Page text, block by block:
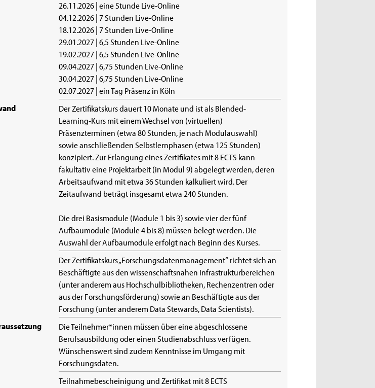
26.11.2026 | eine Stunde Live-Online
04.12.2026 | 7 Stunden Live-Online
18.12.2026 | 7 Stunden Live-Online
29.01.2027 | 6,5 Stunden Live-Online
19.02.2027 | 6,5 Stunden Live-Online
09.04.2027 | 6,75 Stunden Live-Online
30.04.2027 | 6,75 Stunden Live-Online
02.07.2027 | ein Tag Präsenz in Köln
Der Zertifikatskurs dauert 10 Monate und ist als Blended-
Learning-Kurs mit einem Wechsel von (virtuellen)
Präsenzterminen (etwa 80 Stunden, je nach Modulauswahl)
sowie anschließenden Selbstlernphasen (etwa 125 Stunden)
konzipiert. Zur Erlangung eines Zertifikates mit 8 ECTS kann
fakultativ eine Projektarbeit (in Modul 9) abgelegt werden, deren
Arbeitsaufwand mit etwa 36 Stunden kalkuliert wird. Der
Zeitaufwand beträgt insgesamt etwa 240 Stunden.
Die drei Basismodule (Module 1 bis 3) sowie vier der fünf
Aufbaumodule (Module 4 bis 8) müssen belegt werden. Die
Auswahl der Aufbaumodule erfolgt nach Beginn des Kurses.
Der Zertifikatskurs „Forschungsdatenmanagement“ richtet sich an
Beschäftigte aus den wissenschaftsnahen Infrastrukturbereichen
(unter anderem aus Hochschulbibliotheken, Rechenzentren oder
aus der Forschungsförderung) sowie an Beschäftigte aus der
Forschung (unter anderem Data Stewards, Data Scientists).
Die Teilnehmer*innen müssen über eine abgeschlossene
Berufsausbildung oder einen Studienabschluss verfügen.
Wünschenswert sind zudem Kenntnisse im Umgang mit
Forschungsdaten.
Teilnahmebescheinigung und Zertifikat mit 8 ECTS